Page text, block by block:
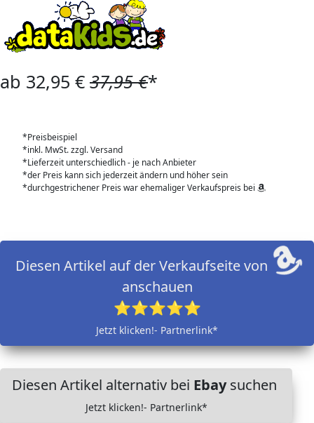
ab 32,95 € 37,95 €*
*Preisbeispiel
*inkl. MwSt. zzgl. Versand
*Lieferzeit unterschiedlich - je nach Anbieter
*der Preis kann sich jederzeit ändern und höher sein
*durchgestrichener Preis war ehemaliger Verkaufspreis bei
Diesen Artikel auf der Verkaufseite von
anschauen
⭐⭐⭐⭐⭐
Jetzt klicken!- Partnerlink*
Diesen Artikel alternativ bei Ebaysuchen
Jetzt klicken!- Partnerlink*